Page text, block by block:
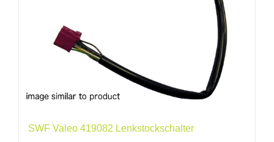
SWF Valeo 419082 Lenkstockschalter